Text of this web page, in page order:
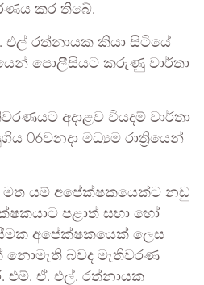
කර තිබේ.
එල් රත්නායක කියා සිටියේ
පොලීසියට කරුණු වාර්තා
අදාළව වියදම් වාර්තා
06වනදා මධ්‍යම රාත්‍රියෙන්
මත යම් අපේක්ෂකයෙක්ට නඩු
පළාත් සභා හෝ
අපේක්ෂකයෙක් ලෙස
නොමැති බවද මැතිවරණ
ඒ. එල්. රත්නායක